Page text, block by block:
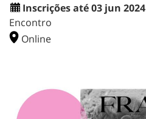
Inscrições até 03 jun 2024
Encontro
Online